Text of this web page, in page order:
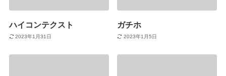
ハイコンテクスト
2023年1月31日
ガチホ
2023年1月5日